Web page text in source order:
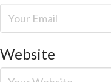
Website